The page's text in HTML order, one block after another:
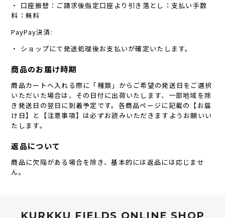
・ 口座振替：ご請求後指定口座より引き落とし：支払い手数
料：無料
PayPay決済:
・ ショップにて発送処理後お支払いが確定いたします。
商品のお届け時期
商品カートへ入れる際に「種類」からご希望の発送日をご選択
いただいた場合は、その日付に出荷いたします、一部地域を除
き発送日の翌日に到着予定です。各商品ページに記載の【お届
け日】と【注意事項】は必ずお読みいただきますようお願いい
たします。
返品について
商品に欠陥がある場合を除き、基本的には返品には応じませ
ん。
KURKKU FIELDS ONLINE SHOP